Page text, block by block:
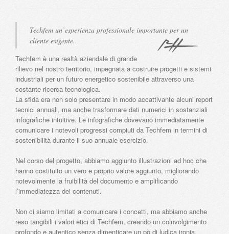
Techfem un’esperienza professionale importante per un
cliente esigente.
Techfem è una realtà aziendale di grande
rilievo nel nostro territorio, impegnata a costruire progetti e sistemi
industriali per un futuro energetico sostenibile attraverso una
costante ricerca tecnologica.
La sfida era non solo presentare in modo accattivante alcuni report
tecnici annuali, ma anche trasformare dati numerici in sostanziali
infografiche intuitive. Le infografiche dovevano immediatamente
comunicare i notevoli progressi compiuti da Techfem in termini di
sostenibilità durante il suo annuale esercizio.
Nel corso del progetto, abbiamo aggiunto illustrazioni ad hoc che
hanno costituito un vero e proprio valore aggiunto, migliorando
notevolmente la fruibilità del documento e amplificando
l’immediatezza dei contenuti.
Non ci siamo limitati a comunicare i concetti, ma abbiamo anche
reso tangibili i valori etici di Techfem, creando un coinvolgimento
profondo e autentico senza dimenticare un pò di ludica ironia.